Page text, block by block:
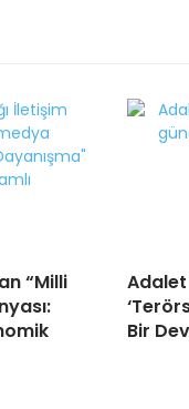
“Milli
Adalet
Bir